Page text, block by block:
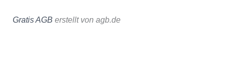
Gratis AGB erstellt von agb.de